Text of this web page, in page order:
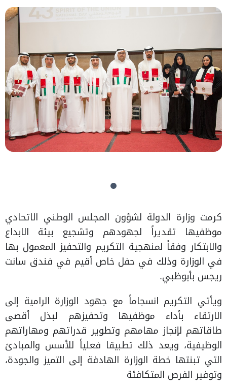
كرمت وزارة الدولة لشؤون المجلس الوطني الاتحادي
موظفيها تقديراً لجهودهم وتشجيع بيئة الابداع
والابتكار وفقاً لمنهجية التكريم والتحفيز المعمول بها
في الوزارة وذلك في حفل خاص أقيم في فندق سانت
ريجس بأبوظبي.
ويأتي التكريم انسجاماً مع جهود الوزارة الرامية إلى
الارتقاء بأداء موظفيها وتحفيزهم لبذل أقصى
طاقاتهم لإنجاز مهامهم وتطوير قدراتهم ومهاراتهم
الوظيفية، ويعد ذلك تطبيقا فعلياً للأسس والمبادئ
التي تبنتها خطة الوزارة الهادفة إلى التميز والجودة،
وتوفير الفرص المتكافئة